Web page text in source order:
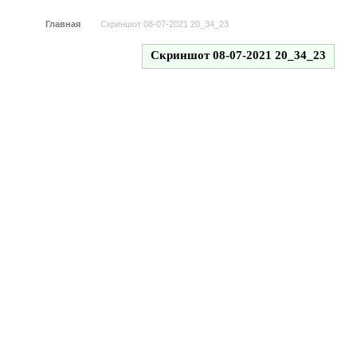
Главная Скриншот 08-07-2021 20_34_23
Скриншот 08-07-2021 20_34_23